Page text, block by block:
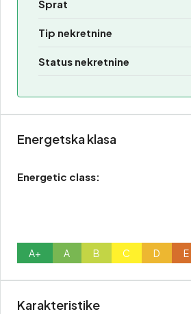
Sprat
Tip nekretnine
Status nekretnine
Energetska klasa
Energetic class:
A+ A B C D E
Karakteristike